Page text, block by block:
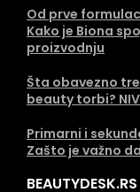
Od prve
Kako je Biona
proizvodnju
Šta obavezno
beauty torbi?
Primarni i
Zašto je važno
BEAUTYDESK.RS